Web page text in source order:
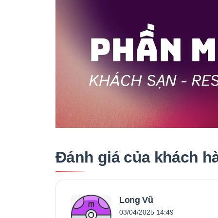
Đánh giá của khách
Long Vũ
03/04/2025 14:49